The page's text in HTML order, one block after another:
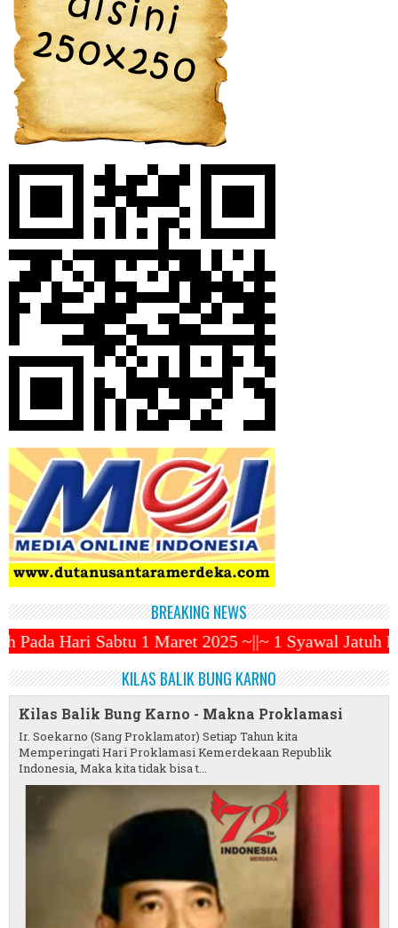
BREAKING NEWS
2025 ~||~ 1 Syawal Jatuh Pada Tanggal 31
KILAS BALIK BUNG KARNO
Kilas Balik Bung Karno - Makna Proklamasi
Ir. Soekarno (Sang Proklamator) Setiap Tahun kita
Memperingati Hari Proklamasi Kemerdekaan Republik
Indonesia, Maka kita tidak bisa t...